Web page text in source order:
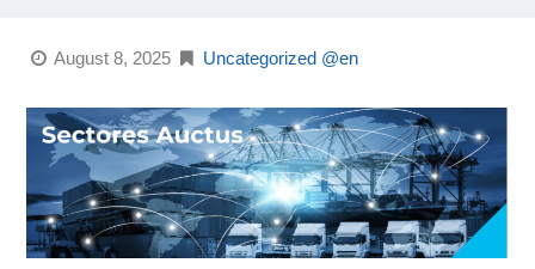
August 8, 2025 Uncategorized @en